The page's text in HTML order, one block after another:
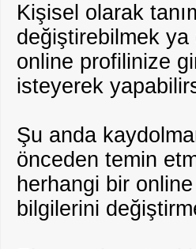
Kişisel olarak
değiştirebilmek ya
online profilinize
isteyerek
Şu anda
önceden temin
herhangi bir
bilgilerini